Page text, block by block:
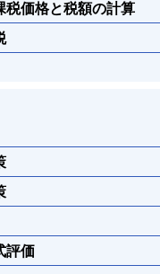
税価格と税額の計算
評価